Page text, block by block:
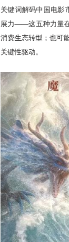
关键词解码中国电影
展力——这五种力量在
消费生态转型；也可
关键性驱动。